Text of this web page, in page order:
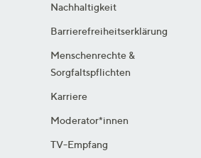
Nachhaltigkeit
Barrierefreiheitserklärung
Menschenrechte &
Sorgfaltspflichten
Karriere
Moderator*innen
TV-Empfang